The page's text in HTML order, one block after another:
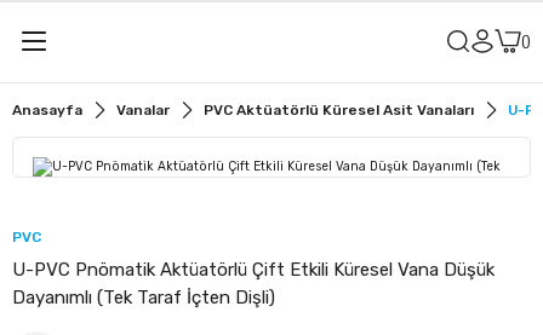
Vanaları
Vanaları
Anasayfa Vanalar PVC Aktüatörlü Küresel Asit Vanaları U-
PVC
U-PVC Pnömatik Aktüatörlü Çift Etkili Küresel Vana Düşük
Dayanımlı (Tek Taraf İçten Dişli)